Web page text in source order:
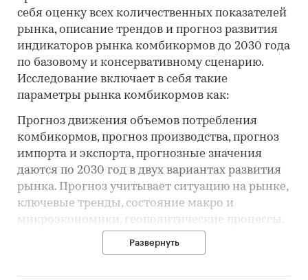
себя оценку всех количественных показателей
рынка, описание трендов и прогноз развития
индикаторов рынка комбикормов до 2030 года
по базовому и консервативному сценарию.
Исследование включает в себя такие
параметры рынка комбикормов как:
Прогноз движения объемов потребления
комбикормов, прогноз производства, прогноз
импорта и экспорта, прогнозные значения
даются по 2030 год в двух вариантах развития
рынка. Прогноз учитывает ситуацию на рынке,
ключевые тренды, состояние макро и
микроэкономики, геополитические процессы.
Объем потребления комбикормов, динамика
Развернуть